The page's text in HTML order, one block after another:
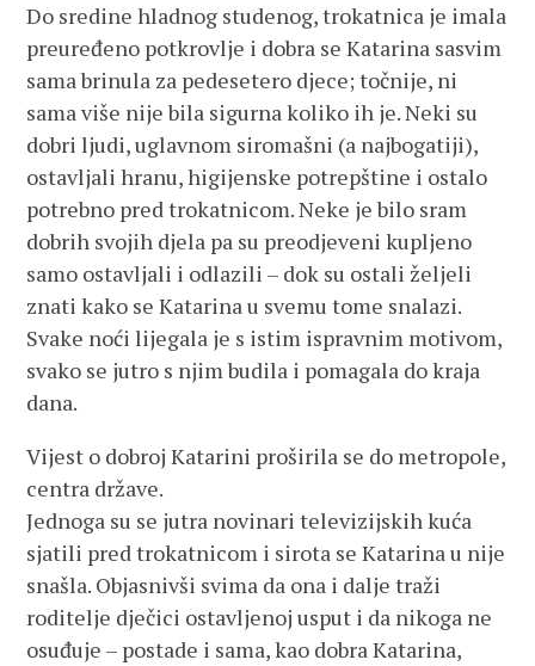
Do sredine hladnog studenog, trokatnica je imala
preuređeno potkrovlje i dobra se Katarina sasvim
sama brinula za pedesetero djece; točnije, ni
sama više nije bila sigurna koliko ih je. Neki su
dobri ljudi, uglavnom siromašni (a najbogatiji),
ostavljali hranu, higijenske potrepštine i ostalo
potrebno pred trokatnicom. Neke je bilo sram
dobrih svojih djela pa su preodjeveni kupljeno
samo ostavljali i odlazili – dok su ostali željeli
znati kako se Katarina u svemu tome snalazi.
Svake noći lijegala je s istim ispravnim motivom,
svako se jutro s njim budila i pomagala do kraja
dana.
Vijest o dobroj Katarini proširila se do metropole,
centra države.
Jednoga su se jutra novinari televizijskih kuća
sjatili pred trokatnicom i sirota se Katarina u nije
snašla. Objasnivši svima da ona i dalje traži
roditelje dječici ostavljenoj usput i da nikoga ne
osuđuje – postade i sama, kao dobra Katarina,